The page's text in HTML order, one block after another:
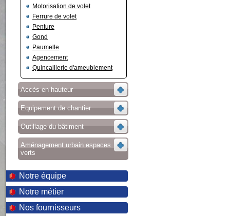
Motorisation de volet
Ferrure de volet
Penture
Gond
Paumelle
Agencement
Quincaillerie d'ameublement
Accès en hauteur
Equipement de chantier
Outillage du bâtiment
Aménagement urbain espaces
verts
Notre équipe
Notre métier
Nos fournisseurs